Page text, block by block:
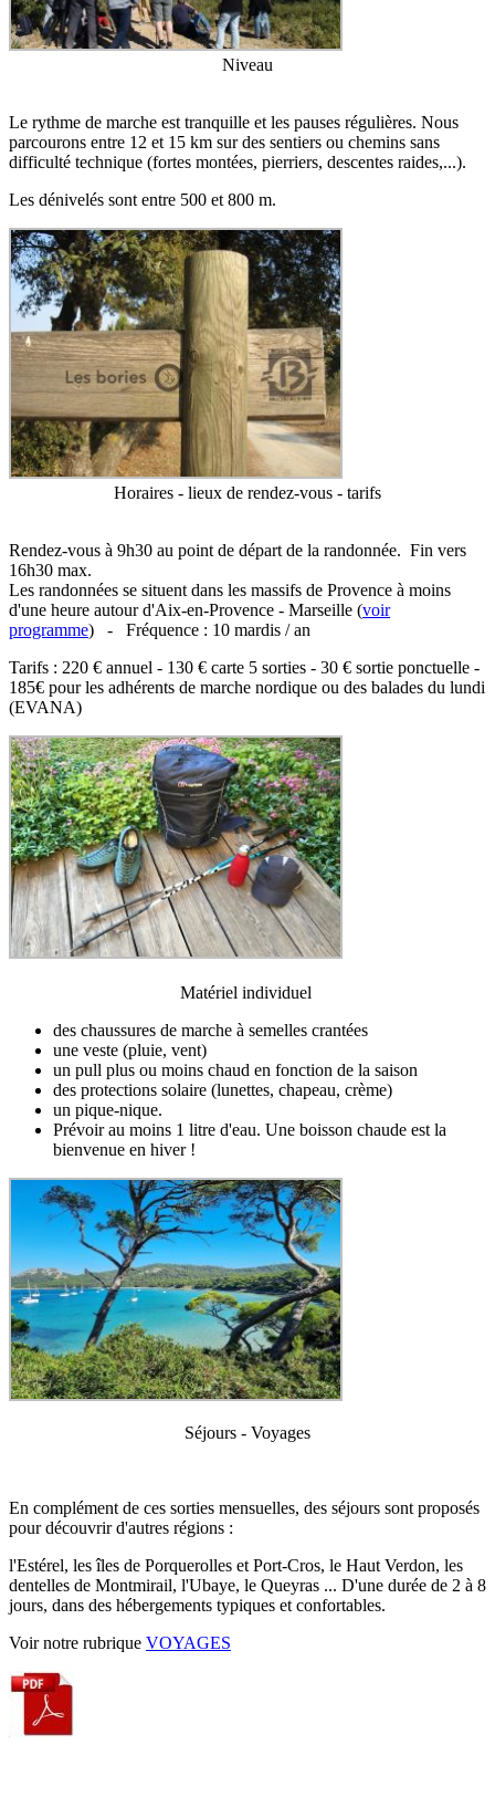
Niveau
Le rythme de marche est tranquille et les pauses régulières. Nous
parcourons entre 12 et 15 km sur des sentiers ou chemins sans
difficulté technique (fortes montées, pierriers, descentes raides,...).
Les dénivelés sont entre 500 et 800 m.
Horaires - lieux de rendez-vous - tarifs
Rendez-vous à 9h30 au point de départ de la randonnée. Fin vers
16h30 max.
Les randonnées se situent dans les massifs de Provence à moins
d'une heure autour d'Aix-en-Provence - Marseille (voir
programme) - Fréquence : 10 mardis / an
Tarifs : 220 € annuel - 130 € carte 5 sorties - 30 € sortie ponctuelle -
185€ pour les adhérents de marche nordique ou des balades du lundi
(EVANA)
Matériel individuel
des chaussures de marche à semelles crantées
une veste (pluie, vent)
un pull plus ou moins chaud en fonction de la saison
des protections solaire (lunettes, chapeau, crème)
un pique-nique.
Prévoir au moins 1 litre d'eau. Une boisson chaude est la
bienvenue en hiver !
Séjours - Voyages
En complément de ces sorties mensuelles, des séjours sont proposés
pour découvrir d'autres régions :
l'Estérel, les îles de Porquerolles et Port-Cros, le Haut Verdon, les
dentelles de Montmirail, l'Ubaye, le Queyras ... D'une durée de 2 à 8
jours, dans des hébergements typiques et confortables.
Voir notre rubrique VOYAGES